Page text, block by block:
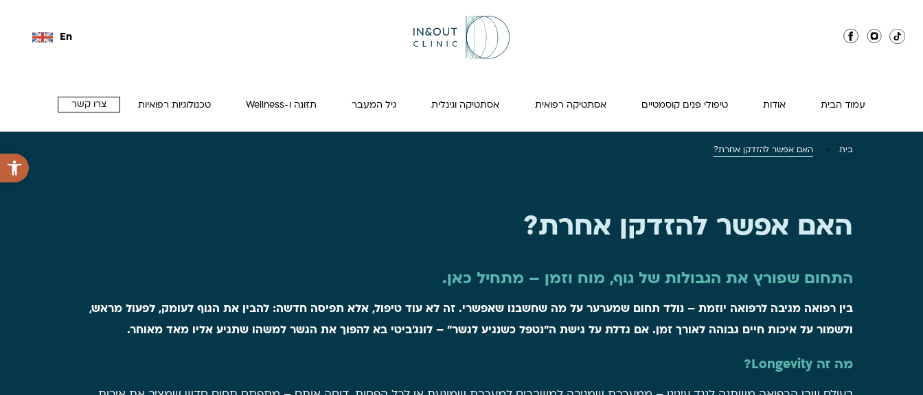
פתח
En
עמוד הבית אודות טיפולי פנים קוסמטיים אסתטיקה רפואית אסתטיקה וגינלית גיל המעבר תזונה ו-Wellness טכנולוגיות רפואיות צרו קשר
בית > האם אפשר להזדקן אחרת?
האם אפשר להזדקן אחרת?
התחום שפורץ את הגבולות של גוף, מוח וזמן – מתחיל כאן.
בין רפואה מגיבה לרפואה יוזמת – נולד תחום שמערער על מה שחשבנו שאפשרי. זה לא עוד טיפול, אלא תפיסה חדשה: להבין את הגוף לעומק, לפעול מראש,
ולשמור על איכות חיים גבוהה לאורך זמן. אם גדלת על גישת ה"נטפל כשנגיע לגשר" – לונג'ביטי בא להפוך את הגשר למשהו שתגיע אליו מאד מאוחר.
מה זה Longevity?